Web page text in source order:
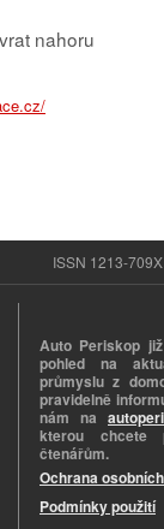
nahoru
ISSN 1213-
Auto Periskop
pohled na
průmyslu z
pravidelně
nám na
kterou chcete
čtenářům.
Ochrana
Podmínky použití